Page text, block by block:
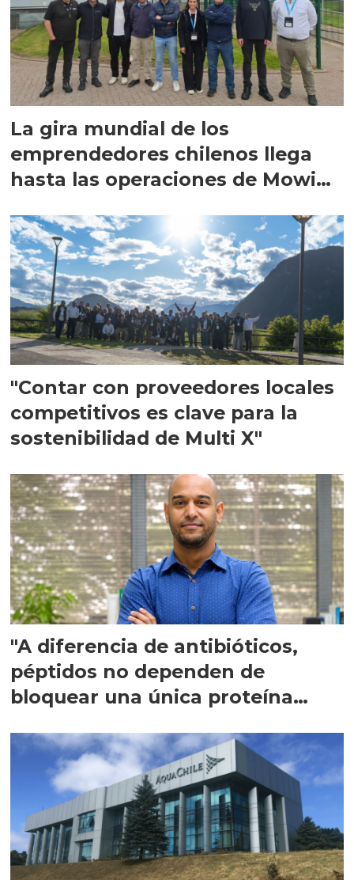
La gira mundial de los
emprendedores chilenos llega
hasta las operaciones de Mowi
"Contar con proveedores locales
competitivos es clave para la
sostenibilidad de Multi X"
"A diferencia de antibióticos,
péptidos no dependen de
bloquear una única proteína